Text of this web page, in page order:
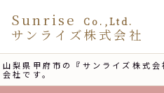
山梨県甲府市の『サンライズ株式
会社です。
Sunrise Co.,Ltd.
サンライズ株式会社